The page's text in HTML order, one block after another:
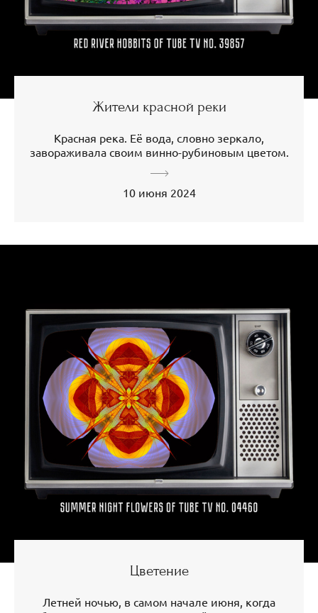
Жители красной реки
Красная река. Её вода, словно зеркало,
завораживала своим винно-рубиновым цветом.
10 июня 2024
Цветение
Летней ночью, в самом начале июня, когда